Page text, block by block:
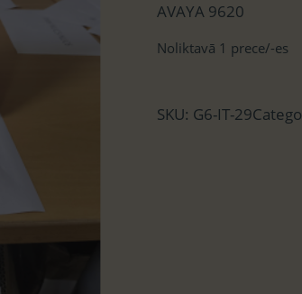
AVAYA 9620
Noliktavā 1 prece/-es
SKU: G6-IT-29